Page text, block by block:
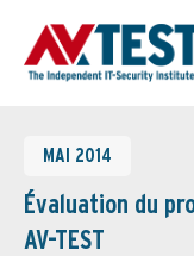
MAI 2014
Évaluation du
AV-TEST